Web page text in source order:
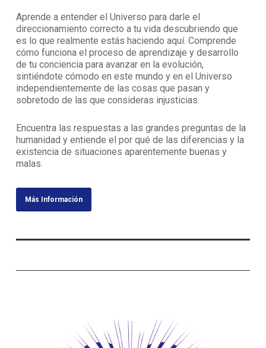
Aprende a entender el Universo para darle el
direccionamiento correcto a tu vida descubriendo que
es lo que realmente estás haciendo aquí. Comprende
cómo funciona el proceso de aprendizaje y desarrollo
de tu conciencia para avanzar en la evolución,
sintiéndote cómodo en este mundo y en el Universo
independientemente de las cosas que pasan y
sobretodo de las que consideras injusticias.
Encuentra las respuestas a las grandes preguntas de la
humanidad y entiende el por qué de las diferencias y la
existencia de situaciones aparentemente buenas y
malas.
Más Información